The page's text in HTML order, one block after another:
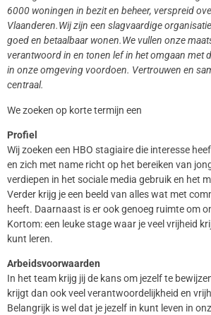
6000 woningen in bezit en beheer, verspreid
Vlaanderen.Wij zijn een slagvaardige
goed en betaalbaar wonen.We vullen onze
verantwoord in en tonen lef in het omgaan met
in onze omgeving voordoen. Vertrouwen en
centraal.
We zoeken op korte termijn een
Profiel
Wij zoeken een HBO stagiaire die interesse
en zich met name richt op het bereiken van
verdiepen in het sociale media gebruik en het
Verder krijg je een beeld van alles wat met
heeft. Daarnaast is er ook genoeg ruimte om
Kortom: een leuke stage waar je veel vrijheid
kunt leren.
Arbeidsvoorwaarden
In het team krijg jij de kans om jezelf te
krijgt dan ook veel verantwoordelijkheid en
Belangrijk is wel dat je jezelf in kunt leven in